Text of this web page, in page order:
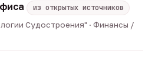
из открытых источников
Судостроения" · Финансы /